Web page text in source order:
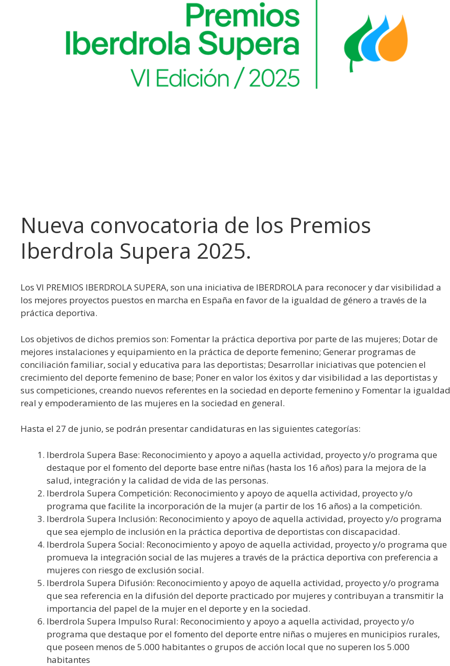
Nueva convocatoria de los Premios
Iberdrola Supera 2025.
Los VI PREMIOS IBERDROLA SUPERA, son una iniciativa de IBERDROLA para reconocer y dar visibilidad a
los mejores proyectos puestos en marcha en España en favor de la igualdad de género a través de la
práctica deportiva.
Los objetivos de dichos premios son: Fomentar la práctica deportiva por parte de las mujeres; Dotar de
mejores instalaciones y equipamiento en la práctica de deporte femenino; Generar programas de
conciliación familiar, social y educativa para las deportistas; Desarrollar iniciativas que potencien el
crecimiento del deporte femenino de base; Poner en valor los éxitos y dar visibilidad a las deportistas y
sus competiciones, creando nuevos referentes en la sociedad en deporte femenino y Fomentar la igualdad
real y empoderamiento de las mujeres en la sociedad en general.
Hasta el 27 de junio, se podrán presentar candidaturas en las siguientes categorías:
Iberdrola Supera Base: Reconocimiento y apoyo a aquella actividad, proyecto y/o programa que
destaque por el fomento del deporte base entre niñas (hasta los 16 años) para la mejora de la
salud, integración y la calidad de vida de las personas.
Iberdrola Supera Competición: Reconocimiento y apoyo de aquella actividad, proyecto y/o
programa que facilite la incorporación de la mujer (a partir de los 16 años) a la competición.
Iberdrola Supera Inclusión: Reconocimiento y apoyo de aquella actividad, proyecto y/o programa
que sea ejemplo de inclusión en la práctica deportiva de deportistas con discapacidad.
Iberdrola Supera Social: Reconocimiento y apoyo de aquella actividad, proyecto y/o programa que
promueva la integración social de las mujeres a través de la práctica deportiva con preferencia a
mujeres con riesgo de exclusión social.
Iberdrola Supera Difusión: Reconocimiento y apoyo de aquella actividad, proyecto y/o programa
que sea referencia en la difusión del deporte practicado por mujeres y contribuyan a transmitir la
importancia del papel de la mujer en el deporte y en la sociedad.
Iberdrola Supera Impulso Rural: Reconocimiento y apoyo a aquella actividad, proyecto y/o
programa que destaque por el fomento del deporte entre niñas o mujeres en municipios rurales,
que poseen menos de 5.000 habitantes o grupos de acción local que no superen los 5.000
habitantes